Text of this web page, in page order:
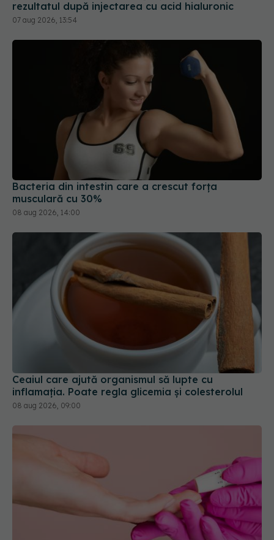
Bacteria din intestin care a crescut forța
musculară cu 30%
08 aug 2026, 14:00
Ceaiul care ajută organismul să lupte cu
inflamația. Poate regla glicemia și colesterolul
Testul din deget care ar putea indica riscul